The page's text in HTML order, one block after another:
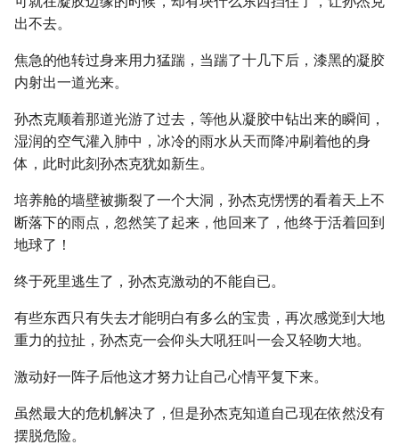
出不去。
焦急的他转过身来用力猛踹，当踹了十几下后，漆黑的凝胶
内射出一道光来。
孙杰克顺着那道光游了过去，等他从凝胶中钻出来的瞬间，
湿润的空气灌入肺中，冰冷的雨水从天而降冲刷着他的身
体，此时此刻孙杰克犹如新生。
培养舱的墙壁被撕裂了一个大洞，孙杰克愣愣的看着天上不
断落下的雨点，忽然笑了起来，他回来了，他终于活着回到
地球了！
终于死里逃生了，孙杰克激动的不能自已。
有些东西只有失去才能明白有多么的宝贵，再次感觉到大地
重力的拉扯，孙杰克一会仰头大吼狂叫一会又轻吻大地。
激动好一阵子后他这才努力让自己心情平复下来。
虽然最大的危机解决了，但是孙杰克知道自己现在依然没有
摆脱危险。